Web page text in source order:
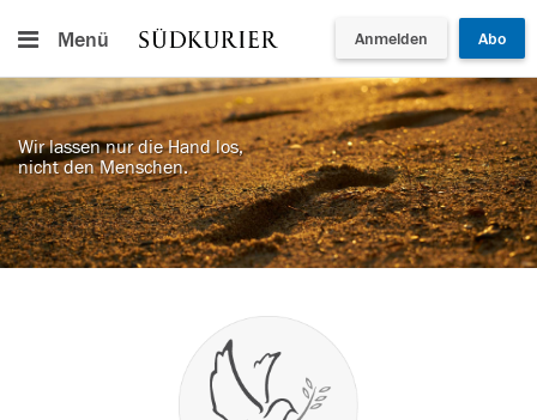
Menü Anmelden Abo
Wir lassen nur die Hand los,
nicht den Menschen.